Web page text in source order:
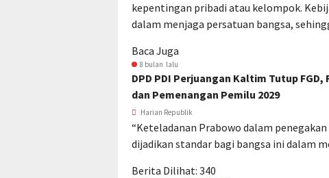
kepentingan pribadi atau kelompok.
dalam menjaga persatuan bangsa,
Baca Juga
8 bulan lalu
DPD PDI Perjuangan Kaltim Tutup
dan Pemenangan Pemilu 2029
Harian Republik
“Keteladanan Prabowo dalam
dijadikan standar bagi bangsa ini dalam
Berita Dilihat: 340